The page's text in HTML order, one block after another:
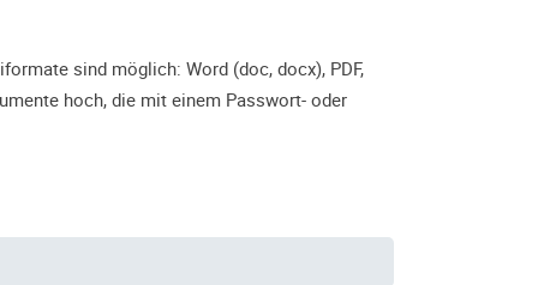
sind möglich: Word (doc, docx), PDF,
hoch, die mit einem Passwort- oder